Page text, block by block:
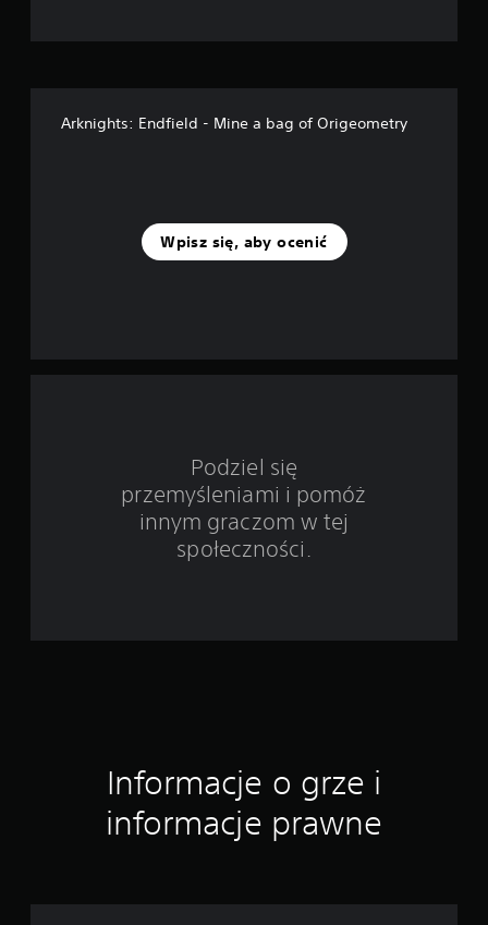
p
o
i
Arknights: Endfield - Mine a bag of Origeometry
Wpisz się, aby ocenić
Podziel się
przemyśleniami i pomóż
innym graczom w tej
społeczności.
Informacje o grze i
informacje prawne